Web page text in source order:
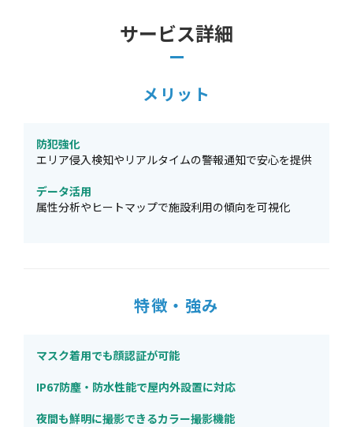
サービス詳細
メリット
防犯強化
エリア侵入検知やリアルタイムの警報通知で安心を提供
データ活用
属性分析やヒートマップで施設利用の傾向を可視化
特徴・強み
マスク着用でも顔認証が可能
IP67防塵・防水性能で屋内外設置に対応
夜間も鮮明に撮影できるカラー撮影機能